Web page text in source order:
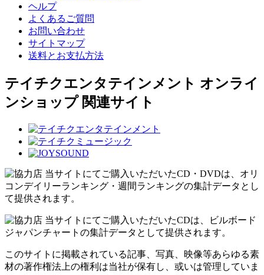
ヘルプ
よくあるご質問
お問い合わせ
サイトマップ
送料とお支払方法
テイチクエンタテインメント オンライ
ンショップ 関連サイト
当サイトにてご購入いただいたCD・DVDは、オリ
コンデイリーランキング・週間ランキングの集計データとし
て提供されます。
当サイトにてご購入いただいたCDは、ビルボード
ジャパンチャートの集計データとして提供されます。
このサイトに掲載されている記事、写真、映像等あらゆる素
材の著作権法上の権利は当社が保有し、或いは管理していま